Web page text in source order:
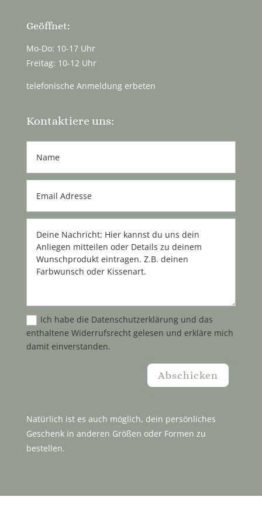
Geöffnet:
Mo-Do: 10-17 Uhr
Freitag: 10-12 Uhr
telefonische Anmeldung erbeten
Kontaktiere uns:
Ich habe die Datenschutzerklärung und das
enthaltene Widerrufsrecht gelesen und erkläre mich
damit einverstanden.
Abschicken
Natürlich ist es auch möglich, dein persönliches
Geschenk in anderen Größen oder Formen zu
bestellen.